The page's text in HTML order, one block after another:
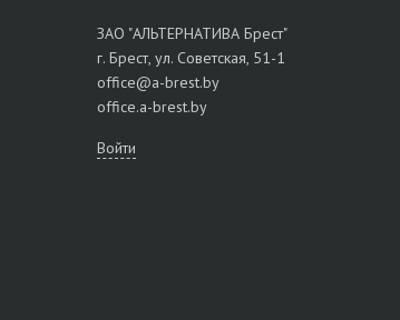
ЗАО "АЛЬТЕРНАТИВА Брест"
г. Брест, ул. Советская, 51-1
office@a-brest.by
office.a-brest.by
Войти